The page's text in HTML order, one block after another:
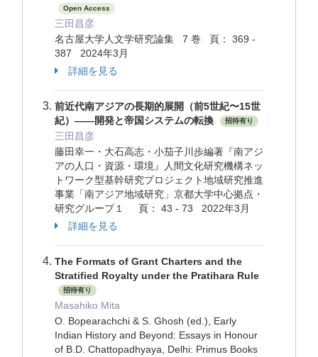
Open Access
三田昌彦
名古屋大学人文学研究論集 7 巻 頁： 369 -
387 2024年3月
詳細を見る
前近代南アジアの長期的展開（前5世紀〜15世
紀）――開発と帝国システムの転換
招待有り
三田昌彦
藤田幸一・大石高志・小茄子川歩編著『南アジ
アの人口・資源・環境』人間文化研究機構ネッ
トワーク型基幹研究プロジェクト地域研究推進
事業「南アジア地域研究」京都大学中心拠点・
研究グループ１ 頁： 43 - 73 2022年3月
詳細を見る
The Formats of Grant Charters and the
Stratified Royalty under the Pratihara Rule
招待有り
Masahiko Mita
O. Bopearachchi & S. Ghosh (ed.), Early
Indian History and Beyond: Essays in Honour
of B.D. Chattopadhyaya, Delhi: Primus Books